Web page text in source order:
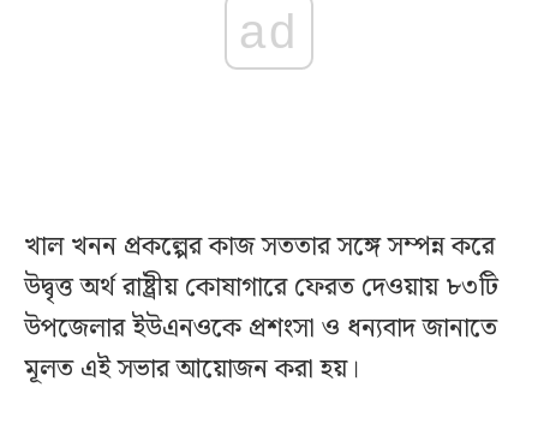
ad
খাল খনন প্রকল্পের কাজ সততার সঙ্গে সম্পন্ন করে
উদ্বৃত্ত অর্থ রাষ্ট্রীয় কোষাগারে ফেরত দেওয়ায় ৮৩টি
উপজেলার ইউএনওকে প্রশংসা ও ধন্যবাদ জানাতে
মূলত এই সভার আয়োজন করা হয়।